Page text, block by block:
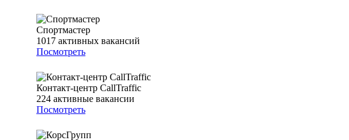
Спортмастер
1017 активных вакансий
Посмотреть
Контакт-центр CallTraffic
224 активные вакансии
Посмотреть